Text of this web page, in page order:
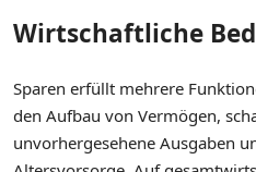
Wirtschaftliche
Sparen erfüllt mehrere
den Aufbau von Vermögen,
unvorhergesehene Ausgaben